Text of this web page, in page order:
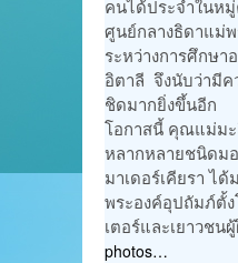
คนได้ประจำในห
ศูนย์กลางธิดาแม่
ระหว่างการศึกษา
อิตาลี จึงนับว่ามีค
ชิดมากยิ่งขึ้นอีก
โอกาสนี้ คุณแม่ม
หลากหลายชนิดม
มาเดอร์เคียรา ไ
พระองค์อุปถัมภ์ตั้
เตอร์และเยาวชน
photos…